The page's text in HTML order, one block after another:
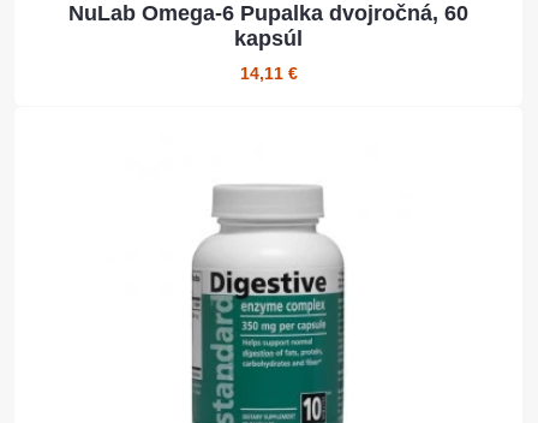
NuLab Omega-6 Pupalka dvojročná, 60
kapsúl
14,11 €